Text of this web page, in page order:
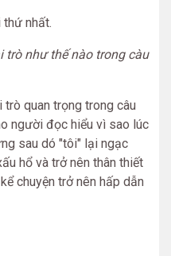
nhất.
trò như thế nào trong càu
quan trọng trong câu
người đọc hiểu vì sao lúc
sau dó "tôi" lại ngạc
hổ và trở nên thân thiết
chuyện trở nên hấp dẫn